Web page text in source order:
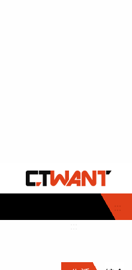
:::
社會首頁
時事
調查